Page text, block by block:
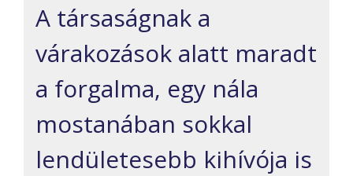
A társaságnak a
várakozások alatt maradt
a forgalma, egy nála
mostanában sokkal
lendületesebb kihívója is